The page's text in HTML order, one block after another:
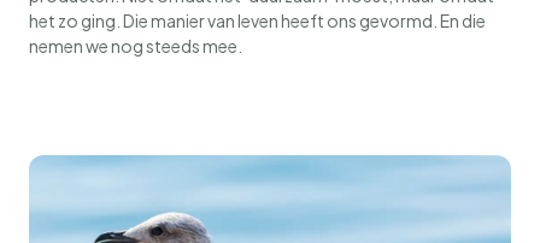
het zo ging. Die manier van leven heeft ons gevormd. En die
nemen we nog steeds mee.